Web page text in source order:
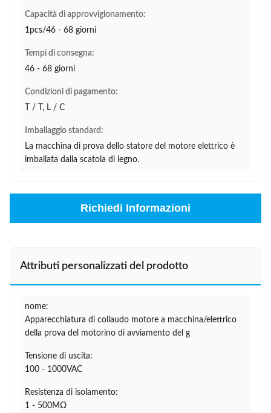
Capacità di approvvigionamento:
1pcs/46 - 68 giorni
Tempi di consegna:
46 - 68 giorni
Condizioni di pagamento:
T / T, L / C
Imballaggio standard:
La macchina di prova dello statore del motore elettrico è
imballata dalla scatola di legno.
Richiedi Informazioni
Attributi personalizzati del prodotto
nome:
Apparecchiatura di collaudo motore a macchina/elettrico
della prova del motorino di avviamento del g
Tensione di uscita:
100 - 1000VAC
Resistenza di isolamento:
1 - 500MΩ